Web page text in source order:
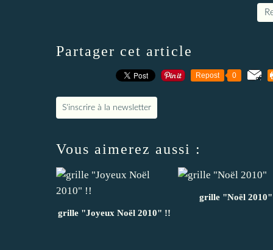
Partager cet article
Repost 0
S'inscrire à la newsletter
Vous aimerez aussi :
grille "Joyeux Noël 2010" !!
grille "Noël 2010"